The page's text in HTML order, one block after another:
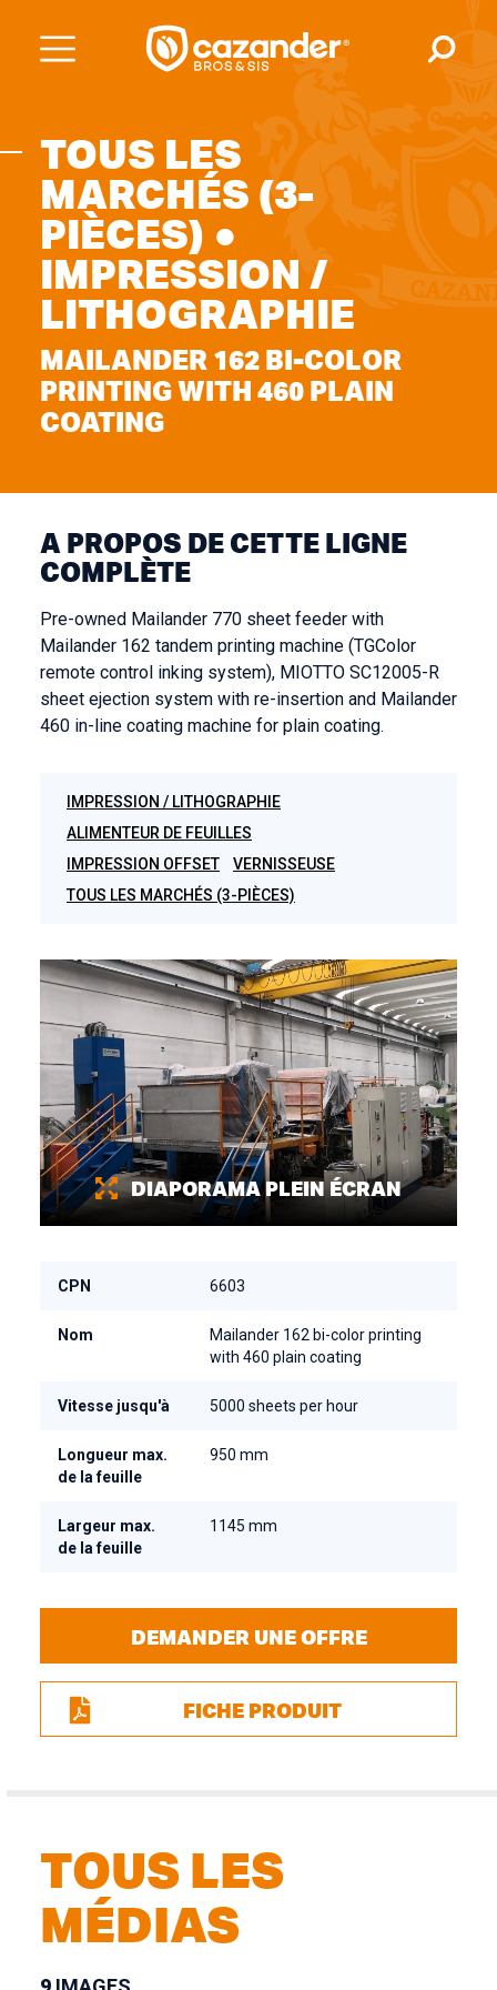
TOUS LES
MARCHÉS (3-
PIÈCES) ●
IMPRESSION /
LITHOGRAPHIE
MAILANDER 162 BI-COLOR
PRINTING WITH 460 PLAIN
COATING
A PROPOS DE CETTE LIGNE
COMPLÈTE
Pre-owned Mailander 770 sheet feeder with
Mailander 162 tandem printing machine (TGColor
remote control inking system), MIOTTO SC12005-R
sheet ejection system with re-insertion and Mailander
460 in-line coating machine for plain coating.
IMPRESSION / LITHOGRAPHIE
ALIMENTEUR DE FEUILLES
IMPRESSION OFFSET
VERNISSEUSE
TOUS LES MARCHÉS (3-PIÈCES)
CPN 6603
Nom
Mailander 162 bi-color printing
with 460 plain coating
Vitesse jusqu'à 5000 sheets per hour
Longueur max.
de la feuille
950 mm
Largeur max.
de la feuille
1145 mm
DEMANDER UNE OFFRE
FICHE PRODUIT
DIAPORAMA PLEIN ÉCRAN
TOUS LES
MÉDIAS